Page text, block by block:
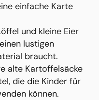
einfache Karte
und kleine Eier
lustigen
braucht.
alte Kartoffelsäcke
die die Kinder für
können.